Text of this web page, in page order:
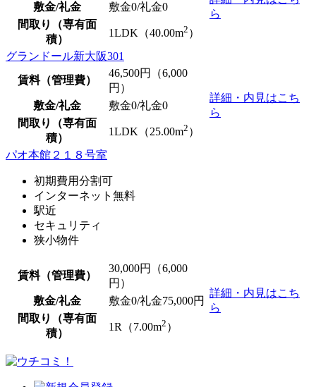
ら
敷金/礼金 敷金0/礼金0
間取り（専有面
積）
1LDK（40.00m2 ）
グランドール新大阪301
賃料（管理費）
46,500円（6,000
円）
詳細・内見はこち
ら
敷金/礼金 敷金0/礼金0
間取り（専有面
積）
1LDK（25.00m2 ）
パオ本館２１８号室
初期費用分割可
インターネット無料
駅近
セキュリティ
狭小物件
賃料（管理費）
30,000円（6,000
円）
詳細・内見はこち
ら
敷金/礼金 敷金0/礼金75,000円
間取り（専有面
積）
1R（7.00m2 ）